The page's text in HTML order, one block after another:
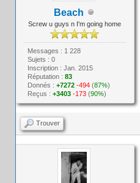
Beach
Screw u guys n I'm going home
Messages : 1 228
Sujets : 0
Inscription : Jan. 2015
Réputation : 83
Donnés : +7272 -494(87%)
Reçus : +3403 -173(90%)
Trouver